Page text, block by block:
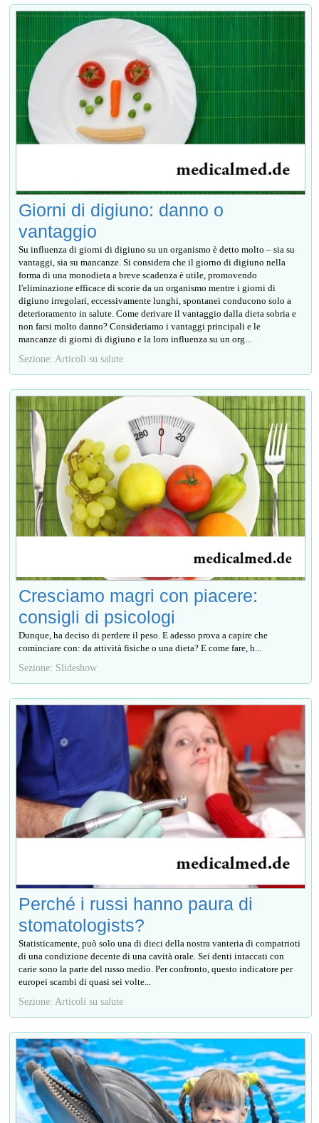
Giorni di digiuno: danno o
vantaggio
Su influenza di giorni di digiuno su un organismo è detto molto – sia su
vantaggi, sia su mancanze. Si considera che il giorno di digiuno nella
forma di una monodieta a breve scadenza è utile, promovendo
l'eliminazione efficace di scorie da un organismo mentre i giorni di
digiuno irregolari, eccessivamente lunghi, spontanei conducono solo a
deterioramento in salute. Come derivare il vantaggio dalla dieta sobria e
non farsi molto danno? Consideriamo i vantaggi principali e le
mancanze di giorni di digiuno e la loro influenza su un org...
Sezione: Articoli su salute
Cresciamo magri con piacere:
consigli di psicologi
Dunque, ha deciso di perdere il peso. E adesso prova a capire che
cominciare con: da attività fisiche o una dieta? E come fare, h...
Sezione: Slideshow
Perché i russi hanno paura di
stomatologists?
Statisticamente, può solo una di dieci della nostra vanteria di compatrioti
di una condizione decente di una cavità orale. Sei denti intaccati con
carie sono la parte del russo medio. Per confronto, questo indicatore per
europei scambi di quasi sei volte...
Sezione: Articoli su salute